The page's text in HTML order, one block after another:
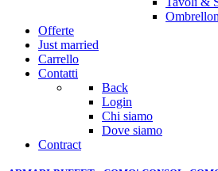
Offerte
Just married
Carrello
Contatti
Back
Login
Chi siamo
Dove siamo
Contract